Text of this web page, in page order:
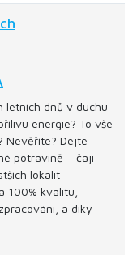
letních dnů v duchu
energie? To vše
Nevěříte? Dejte
potravině – čaji
lokalit
100% kvalitu,
a díky